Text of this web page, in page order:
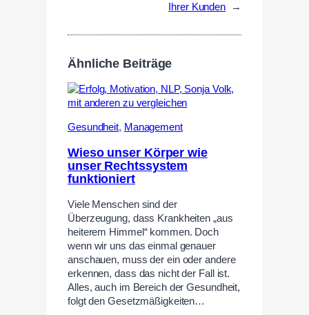
Ihrer Kunden
→
Ähnliche Beiträge
Gesundheit, Management
Wieso unser Körper wie
unser Rechtssystem
funktioniert
Viele Menschen sind der
Überzeugung, dass Krankheiten „aus
heiterem Himmel“ kommen. Doch
wenn wir uns das einmal genauer
anschauen, muss der ein oder andere
erkennen, dass das nicht der Fall ist.
Alles, auch im Bereich der Gesundheit,
folgt den Gesetzmäßigkeiten…